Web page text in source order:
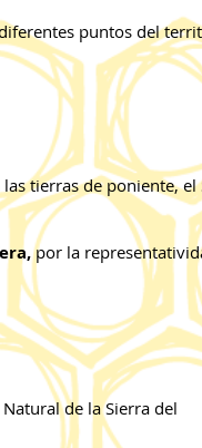
puntos del
tierras de poniente, el
por la
de la Sierra del